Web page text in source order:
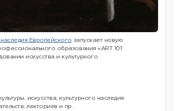
Европейского запускает новую
образования «ART 101:
искусства и культурного
искусства, культурного наследия:
лекториев и пр.